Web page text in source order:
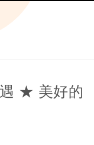
★ 美好的